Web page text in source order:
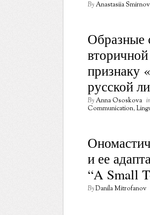
By Anastasiia
Образные
признаку
русской
By Anna Ososkova
Communication,
и ее
“A Small
ByDanila Mitrofanov